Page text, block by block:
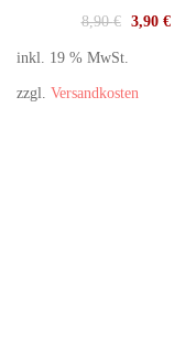
8,90€ 3,90 €
inkl. 19 % MwSt.
zzgl. Versandkosten